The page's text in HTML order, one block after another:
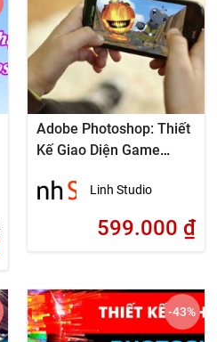
Adobe Photoshop: Thiết
Kế Giao Diện Game
Linh Studio
599.000 ₫
-43%